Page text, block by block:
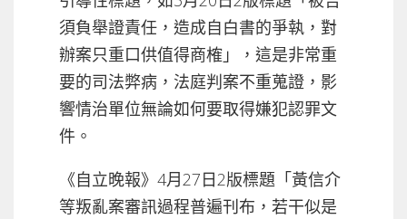
須負舉證責任，造成自白書的爭執，對
辦案只重口供值得商榷」，這是非常重
要的司法弊病，法庭判案不重蒐證，影
響情治單位無論如何要取得嫌犯認罪文
件。
《自立晚報》4月27日2版標題「黃信介
等叛亂案審訊過程普遍刊布，若干似是